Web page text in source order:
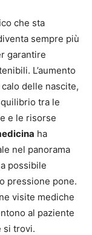
che sta
sempre più
garantire
L’aumento
delle nascite,
tra le
e le risorse
ha
nel panorama
possibile
pressione pone.
visite mediche
al paziente
si trovi.